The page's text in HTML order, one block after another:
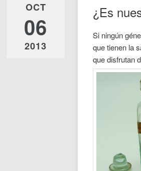
OCT
06
2013
¿Es
Si ningún
que tienen la
que disfrutan